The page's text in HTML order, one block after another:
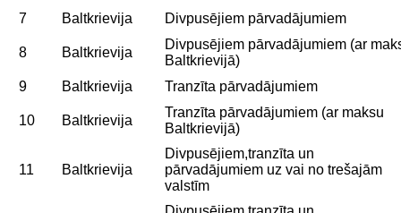
7
Baltkrievija Divpusējiem pārvadājumiem
8 Baltkrievija
Divpusējiem pārvadājumiem (ar
Baltkrievijā)
9
Baltkrievija Tranzīta pārvadājumiem
10 Baltkrievija
Tranzīta pārvadājumiem (ar maksu
Baltkrievijā)
11 Baltkrievija
Divpusējiem,tranzīta un
pārvadājumiem uz vai no trešajām
valstīm